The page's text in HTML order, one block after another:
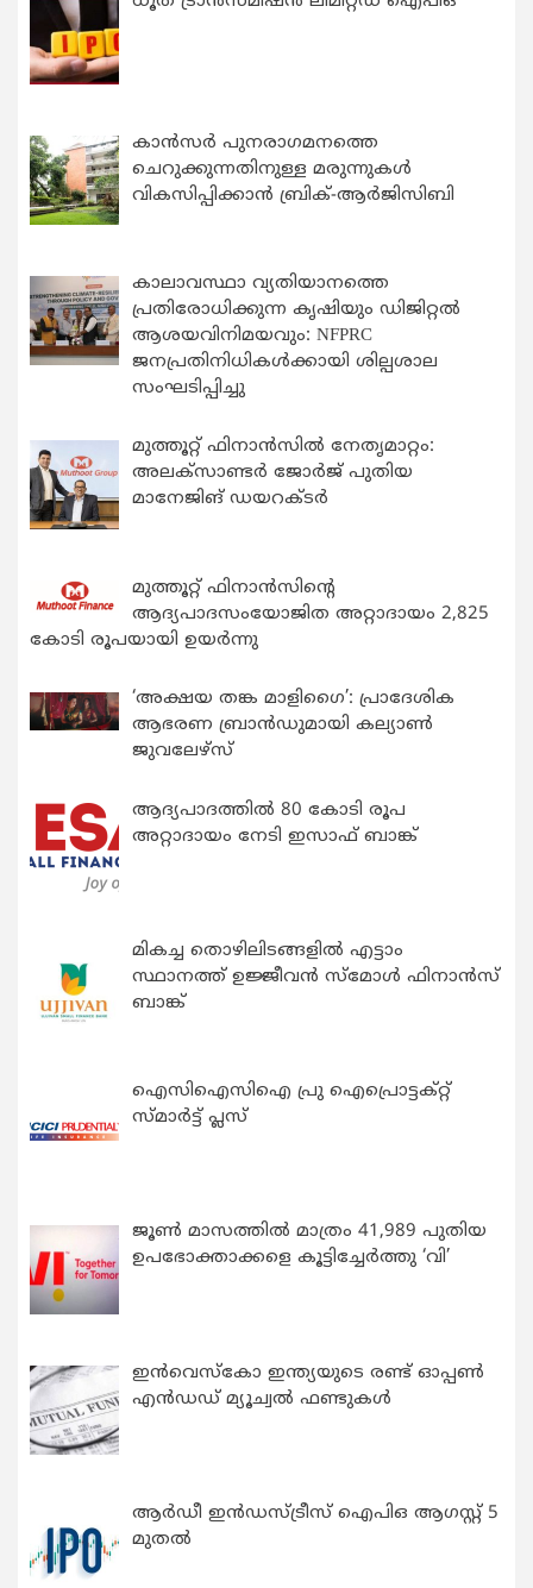
കാന്‍സര്‍ പുനരാഗമനത്തെ
ചെറുക്കുന്നതിനുള്ള മരുന്നുകള്‍
വികസിപ്പിക്കാന്‍ ബ്രിക്-ആര്‍ജിസിബി
കാലാവസ്ഥാ വ്യതിയാനത്തെ
പ്രതിരോധിക്കുന്ന കൃഷിയും ഡിജിറ്റൽ
ആശയവിനിമയവും: NFPRC
ജനപ്രതിനിധികൾക്കായി ശില്പശാല
സംഘടിപ്പിച്ചു
മുത്തൂറ്റ് ഫിനാൻസിൽ നേതൃമാറ്റം:
അലക്സാണ്ടർ ജോർജ് പുതിയ
മാനേജിങ് ഡയറക്ടർ
മുത്തൂറ്റ് ഫിനാൻസിന്റെ
ആദ്യപാദസംയോജിത അറ്റാദായം 2,825
കോടി രൂപയായി ഉയർന്നു
‘അക്ഷയ തങ്ക മാളിഗൈ’: പ്രാദേശിക
ആഭരണ ബ്രാന്‍ഡുമായി കല്യാണ്‍
ജുവലേഴ്‌സ്
ആദ്യപാദത്തിൽ 80 കോടി രൂപ
അറ്റാദായം നേടി ഇസാഫ് ബാങ്ക്
മികച്ച തൊഴിലിടങ്ങളിൽ എട്ടാം
സ്ഥാനത്ത് ഉജ്ജീവൻ സ്മോൾ ഫിനാൻസ്
ബാങ്ക്
ഐസിഐസിഐ പ്രു ഐപ്രൊട്ടക്റ്റ്
സ്മാർട്ട് പ്ലസ്
ജൂൺ മാസത്തിൽ മാത്രം 41,989 പുതിയ
ഉപഭോക്താക്കളെ കൂട്ടിച്ചേർത്തു ‘വി’
ഇന്‍വെസ്കോ ഇന്ത്യയുടെ രണ്ട് ഓപ്പണ്‍
എന്‍ഡഡ് മ്യൂച്വല്‍ ഫണ്ടുകള്‍
ആർഡീ ഇൻഡസ്ട്രീസ് ഐപിഒ ആഗസ്റ്റ് 5
മുതൽ